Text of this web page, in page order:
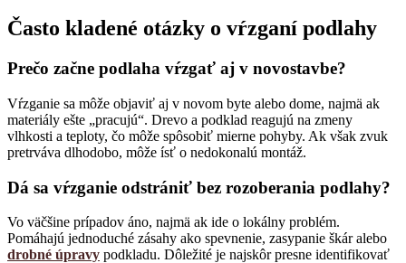
Často kladené otázky o vŕzganí podlahy
Prečo začne podlaha vŕzgať aj v novostavbe?
Vŕzganie sa môže objaviť aj v novom byte alebo dome, najmä ak
materiály ešte „pracujú“. Drevo a podklad reagujú na zmeny
vlhkosti a teploty, čo môže spôsobiť mierne pohyby. Ak však zvuk
pretrváva dlhodobo, môže ísť o nedokonalú montáž.
Dá sa vŕzganie odstrániť bez rozoberania podlahy?
Vo väčšine prípadov áno, najmä ak ide o lokálny problém.
Pomáhajú jednoduché zásahy ako spevnenie, zasypanie škár alebo
drobné úpravy podkladu. Dôležité je najskôr presne identifikovať